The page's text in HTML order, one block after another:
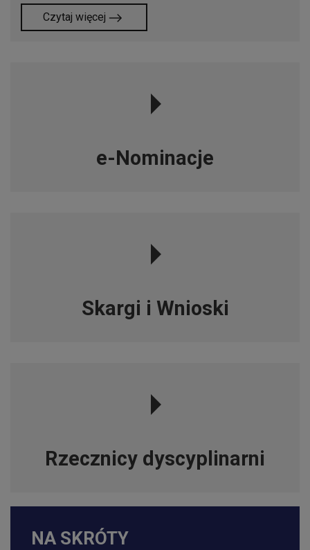
Czytaj więcej
e-Nominacje
Skargi i Wnioski
Rzecznicy dyscyplinarni
NA SKRÓTY